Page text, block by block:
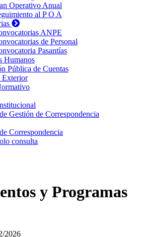
Operativo Anual
al P O A
ANPE
de Personal
Pasantías
Humanos
Pública de Cuentas
Exterior
Gestión de Correspondencia
Correspondencia
consulta
y Programas
2026